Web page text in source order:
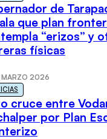
de
que plan
“erizos” y
físicas
MARZO 2026
cruce entre
por Plan